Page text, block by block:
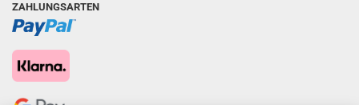
ZAHLUNGSARTEN